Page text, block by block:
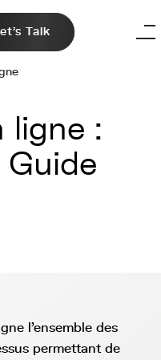
Talk
ligne :
l'ensemble des
permettant de